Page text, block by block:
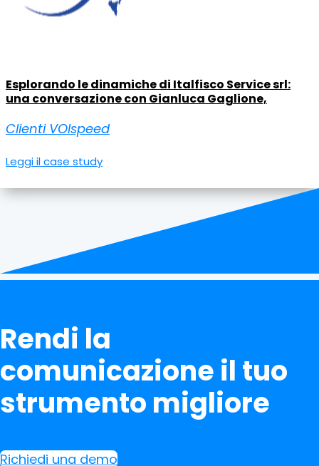
Esplorando le dinamiche di Italfisco Service srl:
una conversazione con Gianluca Gaglione,
Clienti VOIspeed
Leggi il case study
Rendi la
comunicazione il tuo
strumento migliore
Richiedi una demo